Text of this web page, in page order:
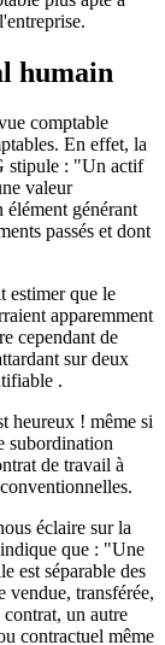
humain
comptable
En effet, la
stipule : "Un actif
valeur
élément générant
passés et dont
estimer que le
apparemment
cependant de
sur deux
.
heureux ! même si
subordination
de travail à
éclaire sur la
que : "Une
est séparable des
vendue, transférée,
un autre
contractuel même